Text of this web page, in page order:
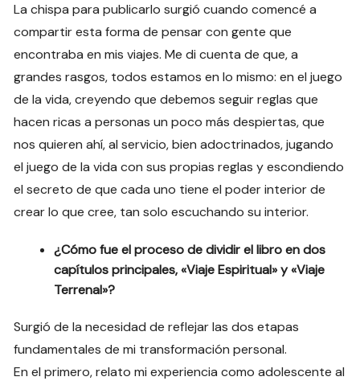
La chispa para publicarlo surgió cuando comencé a
compartir esta forma de pensar con gente que
encontraba en mis viajes. Me di cuenta de que, a
grandes rasgos, todos estamos en lo mismo: en el juego
de la vida, creyendo que debemos seguir reglas que
hacen ricas a personas un poco más despiertas, que
nos quieren ahí, al servicio, bien adoctrinados, jugando
el juego de la vida con sus propias reglas y escondiendo
el secreto de que cada uno tiene el poder interior de
crear lo que cree, tan solo escuchando su interior.
¿Cómo fue el proceso de dividir el libro en dos
capítulos principales, «Viaje Espiritual» y «Viaje
Terrenal»?
Surgió de la necesidad de reflejar las dos etapas
fundamentales de mi transformación personal.
En el primero, relato mi experiencia como adolescente al